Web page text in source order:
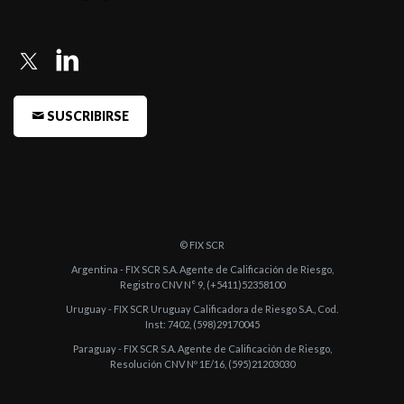
-FIX (afiliada de Fitch Ratings) comenta acciones de calificación
-FIX revisó la calificación de 21 Fondos Comunes de Inversión
Pymes
SUSCRIBIRSE
© FIX SCR
Argentina - FIX SCR S.A. Agente de Calificación de Riesgo,
Registro CNV N° 9, (+5411)52358100
Uruguay - FIX SCR Uruguay Calificadora de Riesgo S.A., Cod.
Inst: 7402, (598)29170045
Paraguay - FIX SCR S.A. Agente de Calificación de Riesgo,
Resolución CNV Nº 1E/16, (595)21203030